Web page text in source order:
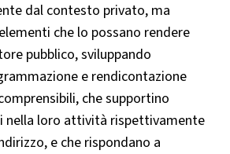
dal contesto privato, ma
che lo possano rendere
pubblico, sviluppando
e rendicontazione
che supportino
nella loro attività rispettivamente
e che rispondano a